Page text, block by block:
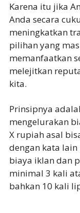
Karena itu jika
Anda secara
meningkatkan
pilihan yang
memanfaatkan
melejitkan
kita.
Prinsipnya
mengelurakan
X rupiah asal
dengan kata lain
biaya iklan dan
minimal 3 kali
bahkan 10 kali